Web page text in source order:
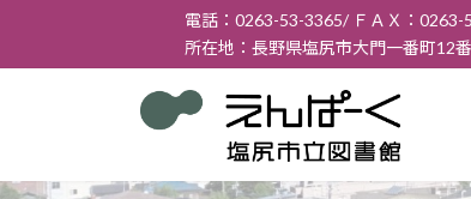
テ
ス
ゲ
ン
電話：0263-53-3365/ ＦＡＸ：0263-
所在地：長野県塩尻市大門一番町12